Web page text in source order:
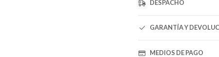
DESPACHO
GARANTÍA Y
MEDIOS DE PAGO